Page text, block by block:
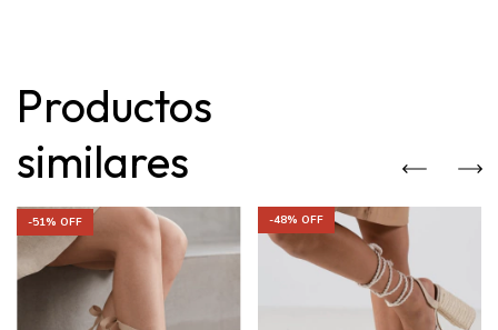
Productos
similares
-51% OFF -48% OFF